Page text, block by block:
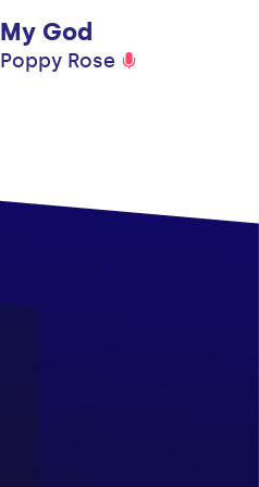
My God
Poppy Rose